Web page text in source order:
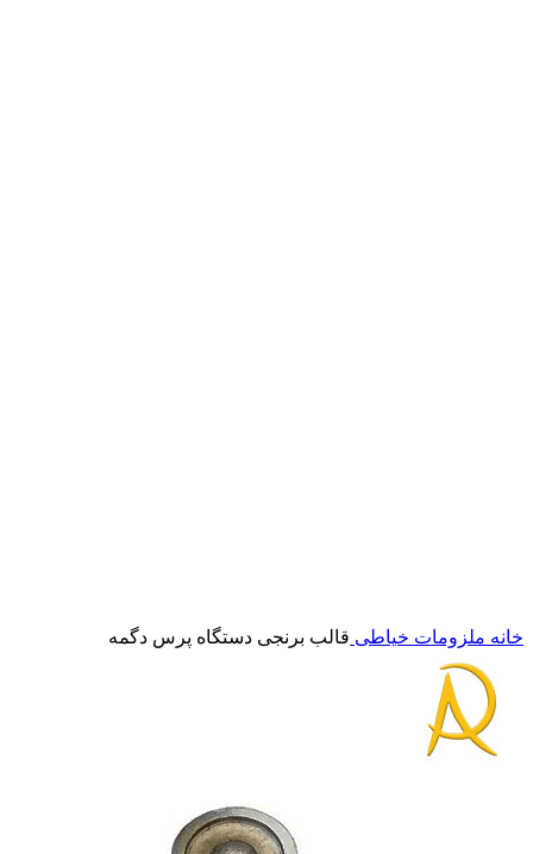
خانه ملزومات خیاطی قالب برنجی دستگاه پرس دگمه